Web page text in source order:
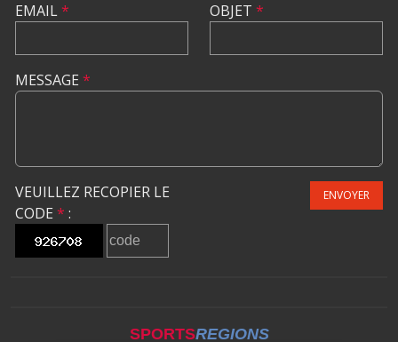
EMAIL* OBJET *
MESSAGE *
VEUILLEZ RECOPIER LE
CODE * :
ENVOYER
SPORTSREGIONS